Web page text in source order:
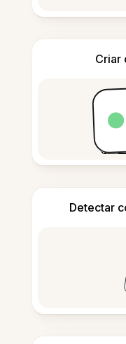
Criar
Detectar